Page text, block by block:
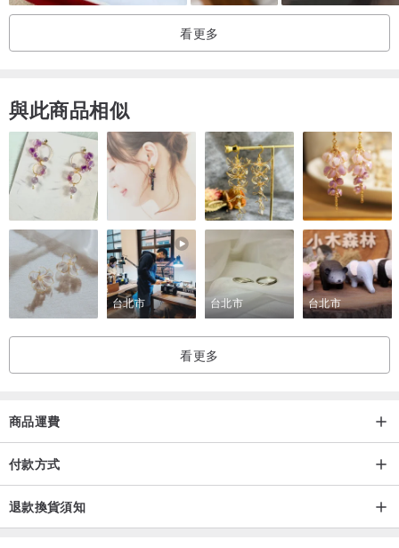
看更多
與此商品相似
台北市 台北市 台北市
看更多
商品運費
付款方式
退款換貨須知